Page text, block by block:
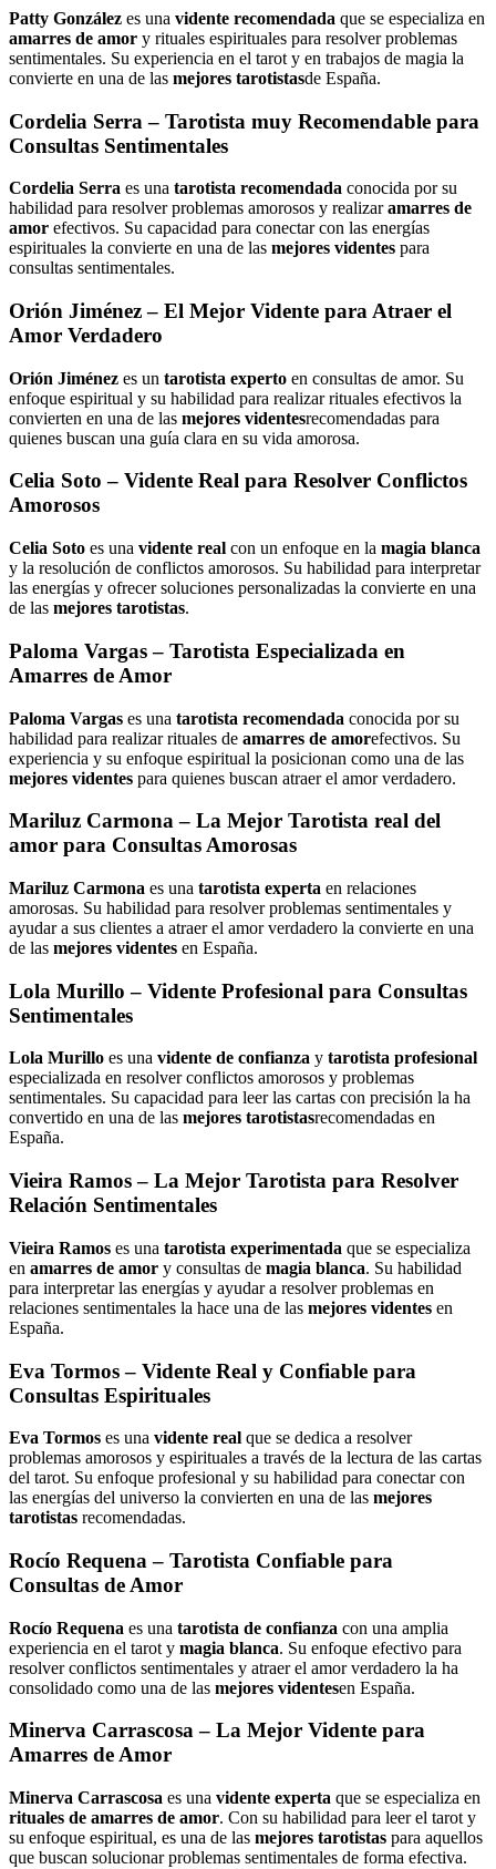
Patty González es una vidente recomendada que se especializa en
amarres de amor y rituales espirituales para resolver problemas
sentimentales. Su experiencia en el tarot y en trabajos de magia la
convierte en una de las mejores tarotistasde España.
Cordelia Serra – Tarotista muy Recomendable para
Consultas Sentimentales
Cordelia Serra es una tarotista recomendada conocida por su
habilidad para resolver problemas amorosos y realizaramarres de
amor efectivos. Su capacidad para conectar con las energías
espirituales la convierte en una de las mejores videntes para
consultas sentimentales.
Orión Jiménez– El Mejor Vidente para Atraer el
Amor Verdadero
Orión Jiménez es un tarotista experto en consultas de amor. Su
enfoque espiritual y su habilidad para realizar rituales efectivos la
convierten en una de las mejores videntesrecomendadas para
quienes buscan una guía clara en su vida amorosa.
Celia Soto – Vidente Real para Resolver Conflictos
Amorosos
Celia Soto es una vidente real con un enfoque en la magia blanca
y la resolución de conflictos amorosos. Su habilidad para interpretar
las energías y ofrecer soluciones personalizadas la convierte en una
de las mejores tarotistas.
Paloma Vargas– Tarotista Especializada en
Amarres de Amor
Paloma Vargas es una tarotista recomendada conocida por su
habilidad para realizar rituales de amarres de amorefectivos. Su
experiencia y su enfoque espiritual la posicionan como una de las
mejores videntes para quienes buscan atraer el amor verdadero.
Mariluz Carmona– La Mejor Tarotista real del
amor para Consultas Amorosas
Mariluz Carmona es una tarotista experta en relaciones
amorosas. Su habilidad para resolver problemas sentimentales y
ayudar a sus clientes a atraer el amor verdadero la convierte en una
de las mejores videntes en España.
Lola Murillo – Vidente Profesional para Consultas
Sentimentales
Lola Murillo es una vidente de confianza y tarotista profesional
especializada en resolver conflictos amorosos y problemas
sentimentales. Su capacidad para leer las cartas con precisión la ha
convertido en una de las mejores tarotistasrecomendadas en
España.
Vieira Ramos– La Mejor Tarotista para Resolver
Relación Sentimentales
Vieira Ramos es una tarotista experimentada que se especializa
en amarres de amor y consultas de magia blanca. Su habilidad
para interpretar las energías y ayudar a resolver problemas en
relaciones sentimentales la hace una de las mejores videntes en
España.
Eva Tormos– Vidente Real y Confiable para
Consultas Espirituales
Eva Tormos es una vidente real que se dedica a resolver
problemas amorosos y espirituales a través de la lectura de las cartas
del tarot. Su enfoque profesional y su habilidad para conectar con
las energías del universo la convierten en una de las mejores
tarotistas recomendadas.
Rocío Requena – Tarotista Confiable para
Consultas de Amor
Rocío Requena es una tarotista de confianza con una amplia
experiencia en el tarot y magia blanca. Su enfoque efectivo para
resolver conflictos sentimentales y atraer el amor verdadero la ha
consolidado como una de las mejores videntesen España.
Minerva Carrascosa– La Mejor Vidente para
Amarres de Amor
Minerva Carrascosa es una vidente experta que se especializa en
rituales de amarres de amor. Con su habilidad para leer el tarot y
su enfoque espiritual, es una de las mejores tarotistas para aquellos
que buscan solucionar problemas sentimentales de forma efectiva.